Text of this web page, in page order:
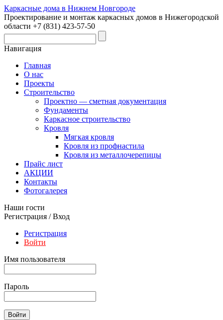
Каркасные дома в Нижнем Новгороде
Проектирование и монтаж каркасных домов в Нижегородской
области +7 (831) 423-57-50
Навигация
Главная
О нас
Проекты
Строительство
Проектно — сметная документация
Фундаменты
Каркасное строительство
Кровля
Мягкая кровля
Кровля из профнастила
Кровля из металлочерепицы
Прайс лист
АКЦИИ
Контакты
Фотогалерея
Наши гости
Регистрация / Вход
Регистрация
Войти
Имя пользователя
Пароль